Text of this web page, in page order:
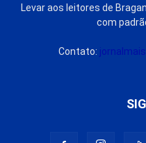
Levar aos leitores de
com
Contato: